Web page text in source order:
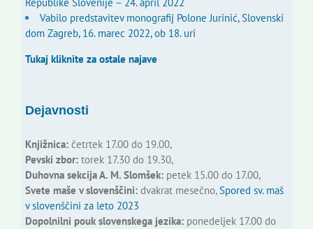
Vabilo predstavitev monografij Polone Jurinić, Slovenski
dom Zagreb, 16. marec 2022, ob 18. uri
Tukaj kliknite za ostale najave
Dejavnosti
Knjižnica:četrtek 17.00 do 19.00,
Pevski zbor:torek 17.30 do 19.30,
Duhovna sekcija A. M. Slomšek:petek 15.00 do 17.00,
Svete maše v slovenščini:dvakrat mesečno,Spored sv. maš
v slovenščini za leto 2023
Dopolnilni pouk slovenskega jezika:ponedeljek 17.00 do